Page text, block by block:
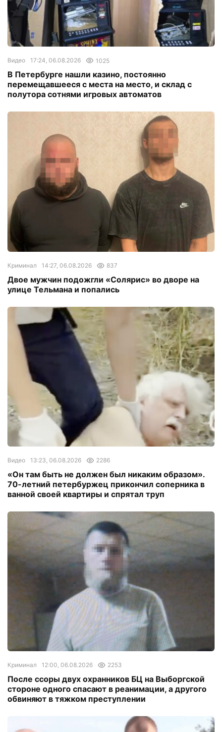
Видео 17:24, 06.08.2026 1025
В Петербурге нашли казино, постоянно
перемещавшееся с места на место, и склад с
полутора сотнями игровых автоматов
Криминал 14:27, 06.08.2026 837
Двое мужчин подожгли «Солярис» во дворе на
улице Тельмана и попались
Видео 13:23, 06.08.2026 2286
«Он там быть не должен был никаким образом».
70-летний петербуржец прикончил соперника в
ванной своей квартиры и спрятал труп
Криминал 12:00, 06.08.2026 2253
После ссоры двух охранников БЦ на Выборгской
стороне одного спасают в реанимации, а другого
обвиняют в тяжком преступлении